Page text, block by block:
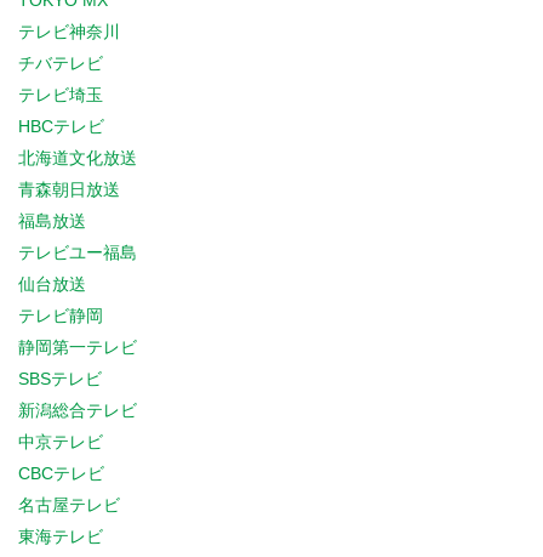
テレビ神奈川
チバテレビ
テレビ埼玉
HBCテレビ
北海道文化放送
青森朝日放送
福島放送
テレビユー福島
仙台放送
テレビ静岡
静岡第一テレビ
SBSテレビ
新潟総合テレビ
中京テレビ
CBCテレビ
名古屋テレビ
東海テレビ